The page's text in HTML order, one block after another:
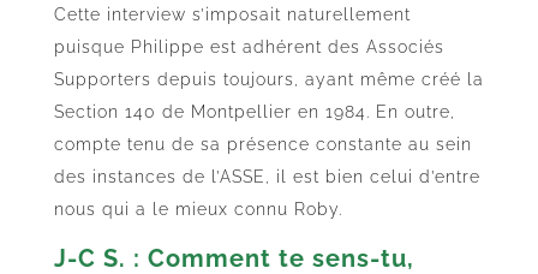
Cette interview s’imposait naturellement
puisque Philippe est adhérent des Associés
Supporters depuis toujours, ayant même créé la
Section 140 de Montpellier en 1984. En outre,
compte tenu de sa présence constante au sein
des instances de l’ASSE, il est bien celui d’entre
nous qui a le mieux connu Roby.
J-C S. : Comment te sens-tu,